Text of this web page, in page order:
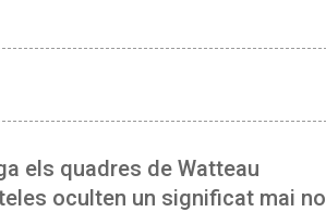
els quadres de Watteau
oculten un significat mai no